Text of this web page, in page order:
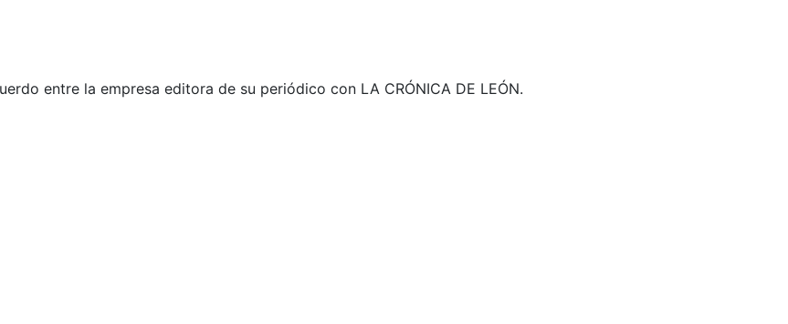
entre la empresa editora de su periódico con LA CRÓNICA DE LEÓN.